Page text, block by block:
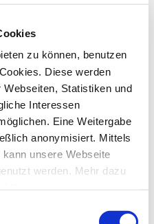
zu können, benutzen
Diese werden
Statistiken und
Interessen
Eine Weitergabe
anonymisiert. Mittels
unsere Webseite
werden. Mehr dazu
.